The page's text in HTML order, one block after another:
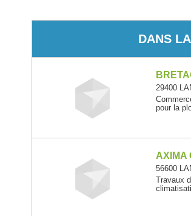
DANS
29400
pour la
AXIMA
56600
Travaux